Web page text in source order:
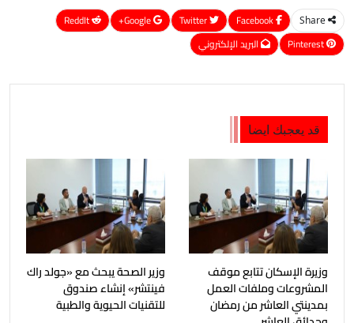
Share
Google+
ReddIt
Pinterest
البريد الإلكتروني
قد يعجبك ايضا
وزيرة الإسكان تتابع موقف
المشروعات وملفات العمل
بمدينتي العاشر من رمضان
وزير الصحة يبحث مع «جولد راك
فينتشر» إنشاء صندوق
للتقنيات الحيوية والطبية